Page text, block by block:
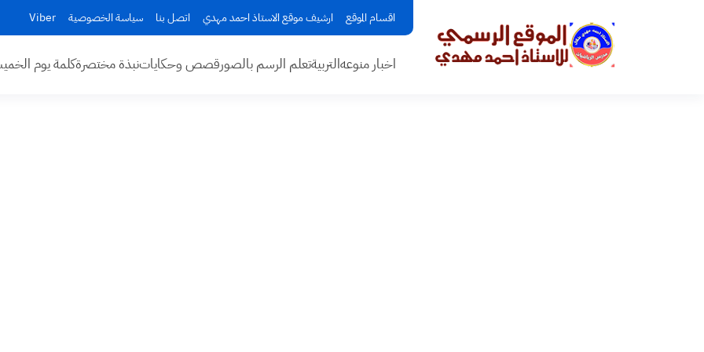
اقسام الموقع ارشيف موقع الاستاذ احمد مهدي اتصل بنا سياسة الخصوصية Viber
اخبار منوعهالتربيةتعلم الرسم بالصورقصص وحكاياتنبذة مختصرةكلمة يوم